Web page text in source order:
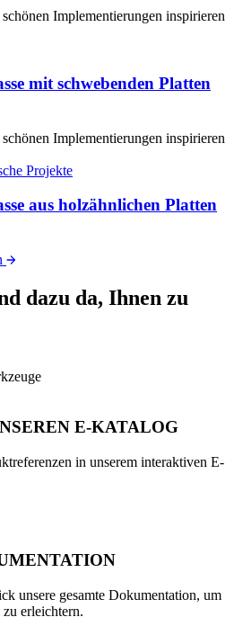
Implementierungen inspirieren
mit schwebenden Platten
Implementierungen inspirieren
Projekte
aus holzähnlichen Platten
dazu da, Ihnen zu
E-KATALOG
in unserem interaktiven E-
unsere gesamte Dokumentation, um
erleichtern.